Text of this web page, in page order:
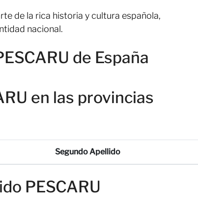
de la rica historia y cultura española,
nacional.
de España
en las provincias
Segundo Apellido
PESCARU